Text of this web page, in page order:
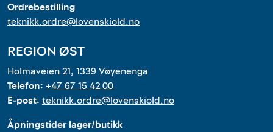
Ordrebestilling
teknikk.ordre@lovenskiold.no
REGION ØST
Holmaveien 21, 1339 Vøyenenga
Telefon: +47 67 15 42 00
E-post: teknikk.ordre@lovenskiold.no
Åpningstider lager/butikk